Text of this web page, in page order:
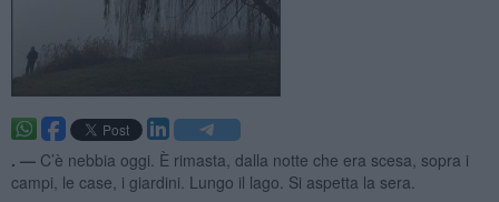
. — C’è nebbia oggi. È rimasta, dalla notte che era scesa, sopra i
campi, le case, i giardini. Lungo il lago. Si aspetta la sera.